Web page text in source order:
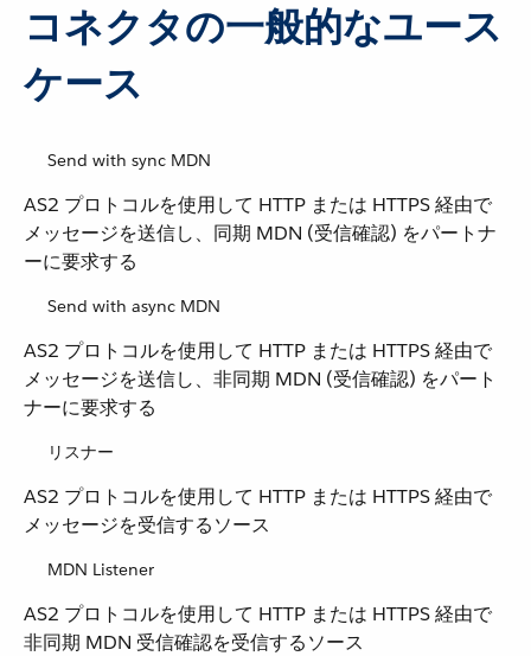
コネクタの一般的なユース
ケース
Send with sync MDN
AS2 プロトコルを使用して HTTP または HTTPS 経由で
メッセージを送信し、同期 MDN (受信確認) をパートナ
ーに要求する
Send with async MDN
AS2 プロトコルを使用して HTTP または HTTPS 経由で
メッセージを送信し、非同期 MDN (受信確認) をパート
ナーに要求する
リスナー
AS2 プロトコルを使用して HTTP または HTTPS 経由で
メッセージを受信するソース
MDN Listener
AS2 プロトコルを使用して HTTP または HTTPS 経由で
非同期 MDN 受信確認を受信するソース